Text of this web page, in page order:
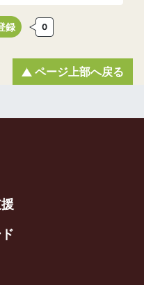
録 0
ページ上部へ戻る